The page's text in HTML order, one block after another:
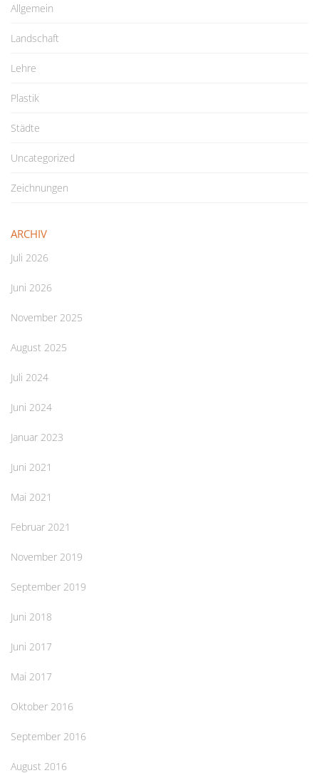
Allgemein
Landschaft
Lehre
Plastik
Städte
Uncategorized
Zeichnungen
ARCHIV
Juli 2026
Juni 2026
November 2025
August 2025
Juli 2024
Juni 2024
Januar 2023
Juni 2021
Mai 2021
Februar 2021
November 2019
September 2019
Juni 2018
Juni 2017
Mai 2017
Oktober 2016
September 2016
August 2016